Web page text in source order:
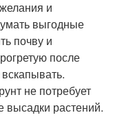
и
выгодные
почву и
после
не потребует
высадки растений.